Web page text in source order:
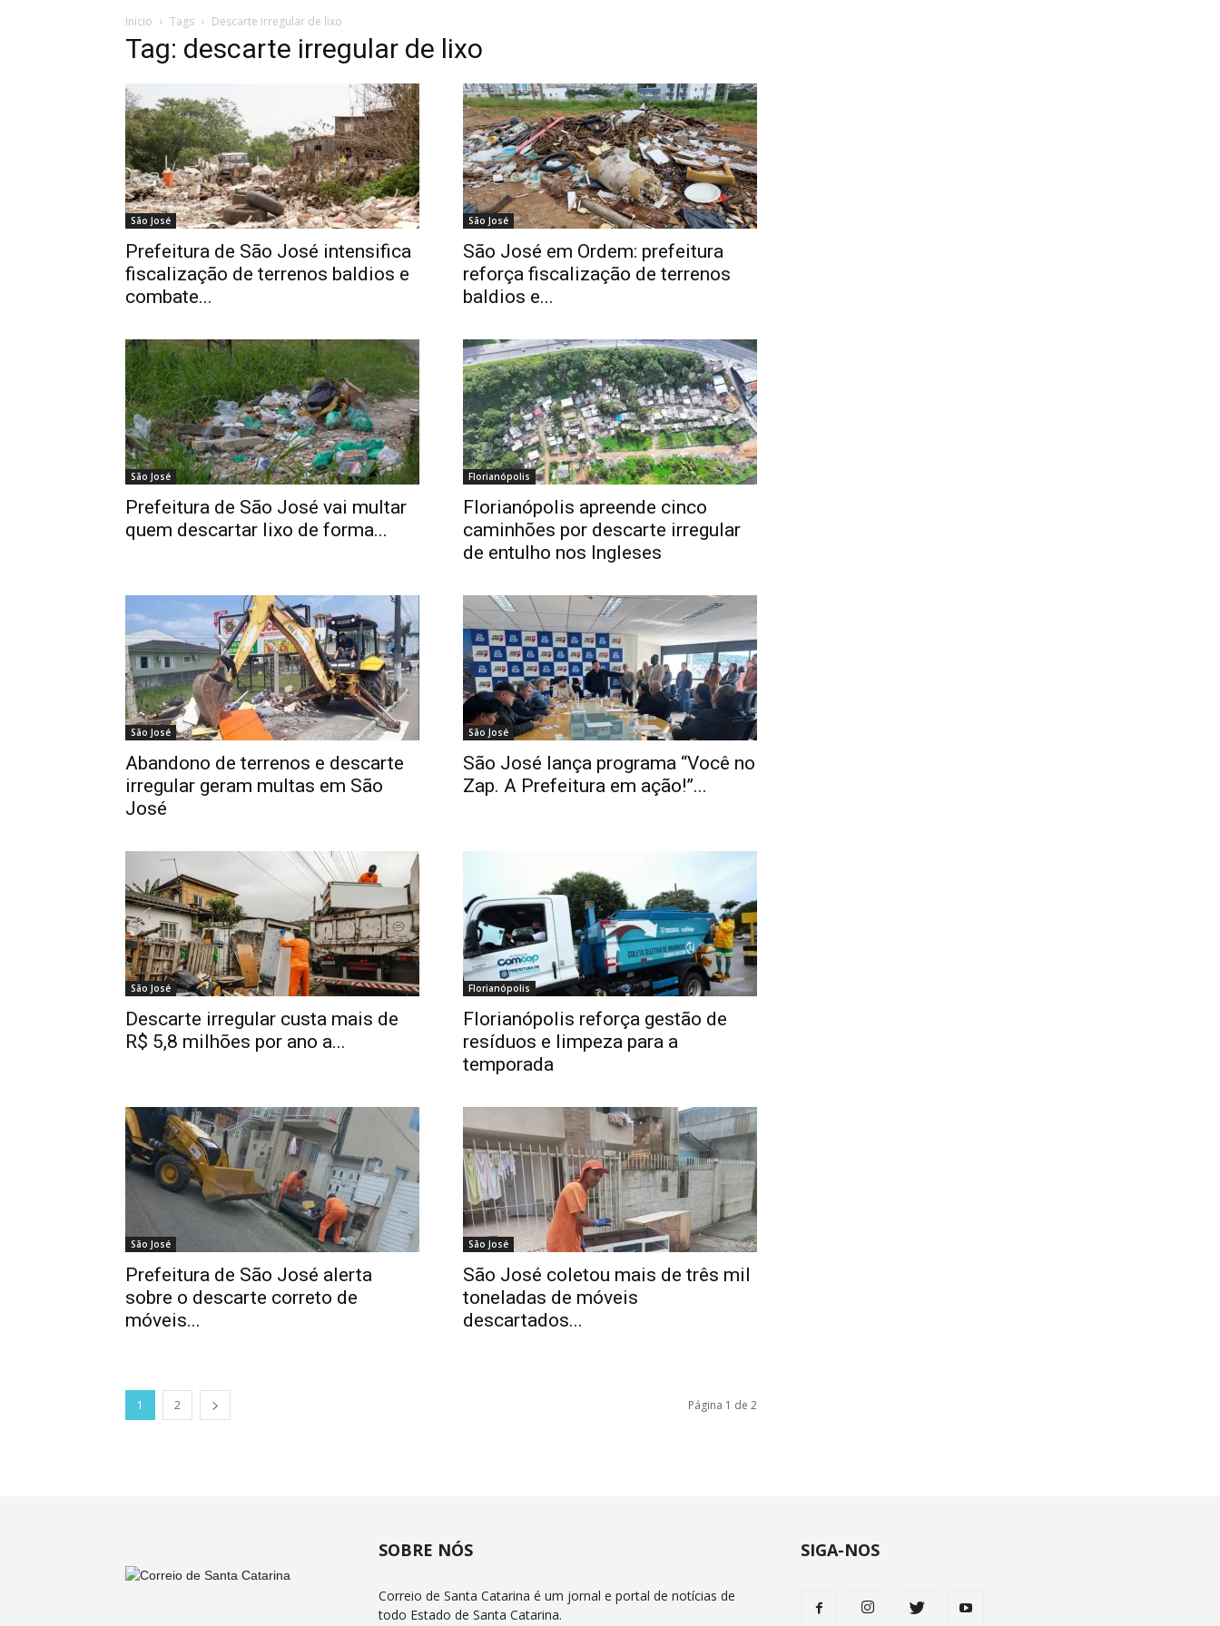
Inicio Tags Descarte irregular de lixo
Tag: descarte irregular de lixo
São José
Prefeitura de São José intensifica
fiscalização de terrenos baldios e
combate...
São José
São José em Ordem: prefeitura
reforça fiscalização de terrenos
baldios e...
São José
Prefeitura de São José vai multar
quem descartar lixo de forma...
Florianópolis
Florianópolis apreende cinco
caminhões por descarte irregular
de entulho nos Ingleses
São José
Abandono de terrenos e descarte
irregular geram multas em São
José
São José
São José lança programa “Você no
Zap. A Prefeitura em ação!”...
São José
Descarte irregular custa mais de
R$ 5,8 milhões por ano a...
Florianópolis
Florianópolis reforça gestão de
resíduos e limpeza para a
temporada
São José
Prefeitura de São José alerta
sobre o descarte correto de
móveis...
São José
São José coletou mais de três mil
toneladas de móveis
descartados...
1 2 Página 1 de 2
SOBRE NÓS
Correio de Santa Catarina é um jornal e portal de notícias de
todo Estado de Santa Catarina.
SIGA-NOS